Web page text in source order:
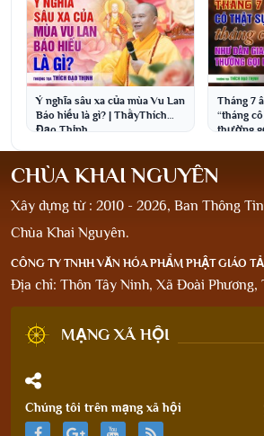
Ý nghĩa sâu xa của mùa Vu Lan
Báo hiếu là gì? | ThầyThích
Đạo Thịnh
Tháng 7
“tháng
thường
CHÙA KHAI NGUYÊN
Xây dựng từ : 2010 - 2026, Ban Thông
Chùa Khai Nguyên.
CÔNG TY TNHH VĂN HÓA PHẨM PHẬT GIÁO
Địa chỉ: Thôn Tây Ninh, Xã Đoài Phương,
MẠNG XÃ HỘI
Chúng tôi trên mạng xã hội